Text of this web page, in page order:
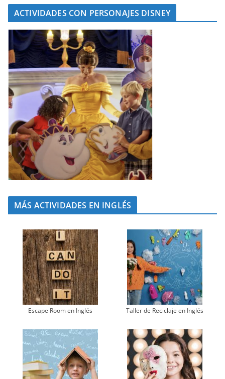
ACTIVIDADES CON PERSONAJES DISNEY
MÁS ACTIVIDADES EN INGLÉS
Escape Room en Inglés Taller de Reciclaje en Inglés